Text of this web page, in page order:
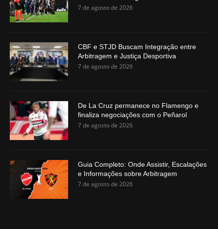
7 de agosto de 2026
CBF e STJD Buscam Integração entre
Arbitragem e Justiça Desportiva
7 de agosto de 2026
De La Cruz permanece no Flamengo e
finaliza negociações com o Peñarol
7 de agosto de 2026
Guia Completo: Onde Assistir, Escalações
e Informações sobre Arbitragem
7 de agosto de 2026